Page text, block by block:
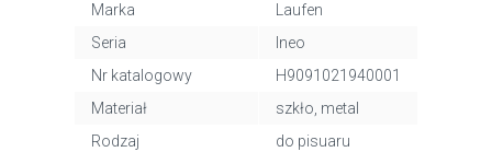
Marka
Laufen
Seria
Ineo
Nr katalogowy
H9091021940001
Materiał
szkło, metal
Rodzaj
do pisuaru